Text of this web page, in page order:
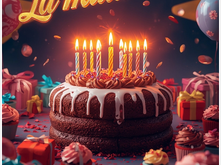
Conecteaza-te